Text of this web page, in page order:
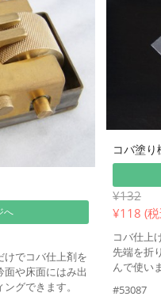
へ
けでコバ仕上剤を
や床面にはみ出
グできます。
コバ塗り
¥132
¥118 (
コバ仕上
先端を折
んで使い
#53087